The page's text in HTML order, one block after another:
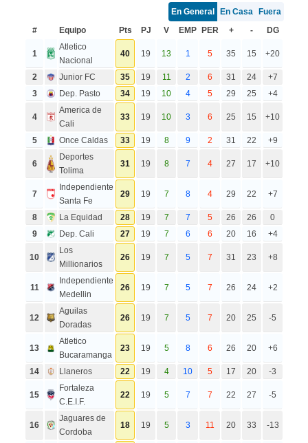
En General En Casa
Fuera
#
Equipo Pts PJ V EMP PER + - DG
1
Atletico
Nacional
40 19 13 1 5 35 15 +20
2 Junior FC 35 19 11 2 6 31 24
+7
3
Dep. Pasto 34 19 10 4 5 29 25 +4
4
America de
Cali
33 19 10 3 6 25 15 +10
5 Once Caldas 33 19 8 9 2 31 22 +9
6
Deportes
Tolima
31 19 8 7 4 27 17 +10
7
Independiente
Santa Fe
29 19 7 8 4 29 22 +7
8 La Equidad 28 19 7 7 5 26 26
0
9
Dep. Cali 27 19 7 6 6 20 16 +4
10
Los
Millionarios
26 19 7 5 7 31 23 +8
11
Independiente
Medellin
26 19 7 5 7 26 24 +2
12
Aguilas
Doradas
26 19 7 5 7 20 25 -5
13
Atletico
Bucaramanga
23 19 5 8 6 26 20 +6
14 Llaneros 22 19 4 10 5 17 20 -3
15
Fortaleza
C.E.I.F.
22 19 5 7 7 22 27 -5
16
Jaguares de
Cordoba
18 19 5 3 11 20 33 -13